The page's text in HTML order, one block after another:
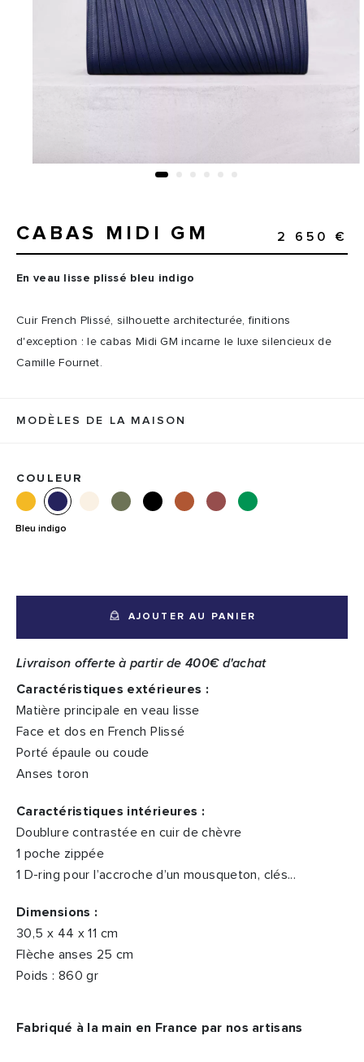
CABAS MIDI GM 2 650 €
En veau lisse plissé bleu indigo
Cuir French Plissé, silhouette architecturée, finitions
d'exception : le cabas Midi GM incarne le luxe silencieux de
Camille Fournet.
MODÈLES DE LA MAISON
COULEUR
Bleu indigo
AJOUTER AU PANIER
Livraison offerte à partir de 400€ d'achat
Caractéristiques extérieures :
Matière principale en veau lisse
Face et dos en French Plissé
Porté épaule ou coude
Anses toron
Caractéristiques intérieures :
Doublure contrastée en cuir de chèvre
1 poche zippée
1 D-ring pour l’accroche d’un mousqueton, clés...
Dimensions :
30,5 x 44 x 11 cm
Flèche anses 25 cm
Poids : 860 gr
Fabriqué à la main en France par nos artisans